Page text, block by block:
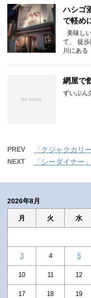
ハシゴ
で軽め
美味し
て、 徒
川にあ
網屋で
ずいぶん
PREV 「クジャクカリ
NEXT 「シーダイナー
2026年8月
月 火 水
3 4 5
10 11 12
17 18 19